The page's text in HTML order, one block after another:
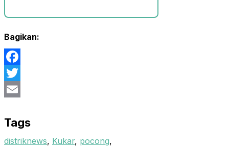
Bagikan:
Facebook
Twitter
Tags
distriknews, Kukar, pocong,